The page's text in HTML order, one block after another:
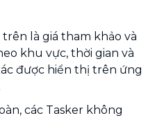
trên là giá tham khảo và
khu vực, thời gian và
được hiển thị trên ứng
các Tasker không